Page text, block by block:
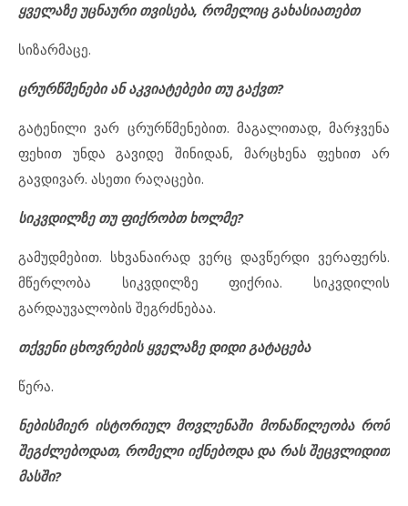
ყველაზე უცნაური თვისება, რომელიც გახასიათებთ
სიზარმაცე.
ცრურწმენები ან აკვიატებები თუ გაქვთ?
გატენილი ვარ ცრურწმენებით. მაგალითად, მარჯვენა
ფეხით უნდა გავიდე შინიდან, მარცხენა ფეხით არ
გავდივარ. ასეთი რაღაცები.
სიკვდილზე თუ ფიქრობთ ხოლმე?
გამუდმებით. სხვანაირად ვერც დავწერდი ვერაფერს.
მწერლობა სიკვდილზე ფიქრია. სიკვდილის
გარდაუვალობის შეგრძნებაა.
თქვენი ცხოვრების ყველაზე დიდი გატაცება
წერა.
ნებისმიერ ისტორიულ მოვლენაში მონაწილეობა რომ
შეგძლებოდათ, რომელი იქნებოდა და რას შეცვლიდით
მასში?